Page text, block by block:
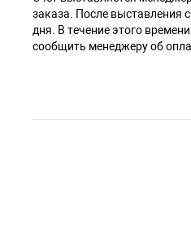
заказа. После выставления
дня. В течение этого
сообщить менеджеру об